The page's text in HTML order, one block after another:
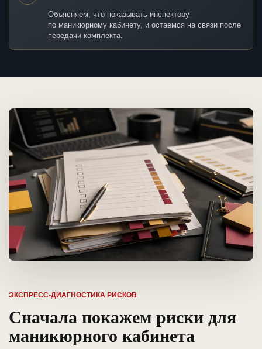
Объясняем, что показывать инспектору
по маникюрному кабинету, и остаемся на связи после
передачи комплекта.
ЭКСПРЕСС-ДИАГНОСТИКА РИСКОВ
Сначала покажем риски для
маникюрного кабинета